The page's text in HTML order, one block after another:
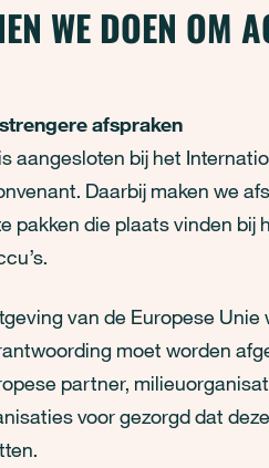
WE DOEN OM
afspraken
aangesloten bij het
Daarbij maken we
pakken die plaats vinden bij
van de Europese
moet worden
partner,
voor gezorgd dat